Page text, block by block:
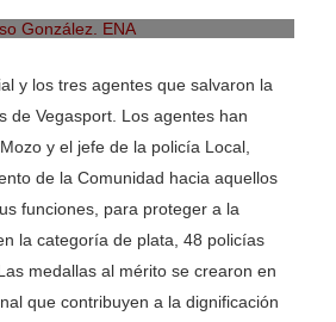
y los tres agentes que salvaron la
de Vegasport. Los agentes han
y el jefe de la policía Local,
de la Comunidad hacia aquellos
funciones, para proteger a la
la categoría de plata, 48 policías
medallas al mérito se crearon en
que contribuyen a la dignificación